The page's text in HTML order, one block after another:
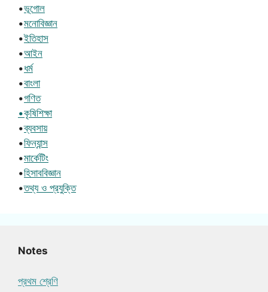
•ভূগোল
•মনোবিজ্ঞান
•ইতিহাস
•আইন
•ধর্ম
•বাংলা
•গণিত
•কৃষিশিক্ষা
•ব্যবসায়
•ফিন্যান্স
•মার্কেটিং
•হিসাববিজ্ঞান
•তথ্য ও প্রযুক্তি
Notes
প্রথম শ্রেণি